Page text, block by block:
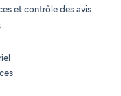
et contrôle des avis